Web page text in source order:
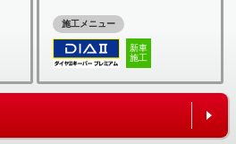
施工メニュー
新車
施工